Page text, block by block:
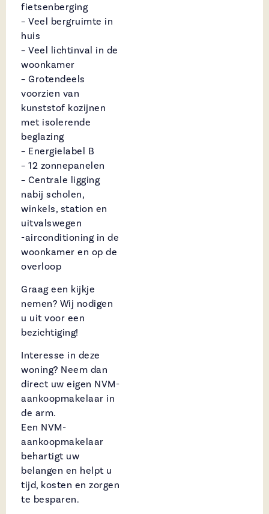
fietsenberging
– Veel bergruimte in
huis
– Veel lichtinval in de
woonkamer
– Grotendeels
voorzien van
kunststof kozijnen
met isolerende
beglazing
– Energielabel B
– 12 zonnepanelen
– Centrale ligging
nabij scholen,
winkels, station en
uitvalswegen
-airconditioning in de
woonkamer en op de
overloop
Graag een kijkje
nemen? Wij nodigen
u uit voor een
bezichtiging!
Interesse in deze
woning? Neem dan
direct uw eigen NVM-
aankoopmakelaar in
de arm.
Een NVM-
aankoopmakelaar
behartigt uw
belangen en helpt u
tijd, kosten en zorgen
te besparen.